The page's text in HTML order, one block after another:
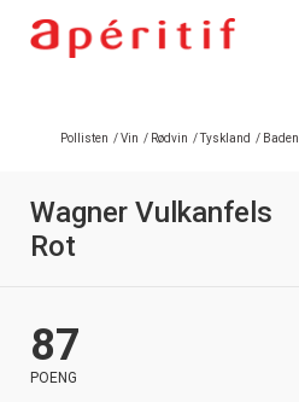
Pollisten /Vin / Rødvin /Tyskland / Baden
Wagner Vulkanfels
Rot
87
POENG